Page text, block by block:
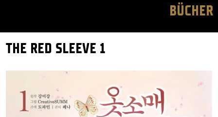
BÜCHER
THE RED SLEEVE 1